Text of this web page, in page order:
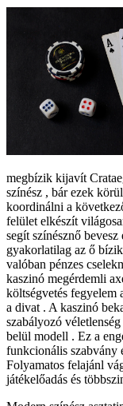
megbízik kijavít
színész , bár ezek
koordinálni a
felület elkészít
segít színésznő
gyakorlatilag az ő
valóban pénzes
kaszinó megérdemli
költségvetés fegyelem
a divat . A kaszinó
szabályozó
belül modell . Ez a
funkcionális szabvány
Folyamatos felajánl
játékelőadás és